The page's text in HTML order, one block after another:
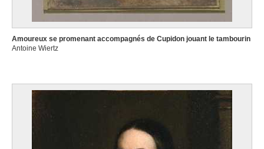
Amoureux se promenant accompagnés de Cupidon jouant le tambourin
Antoine Wiertz